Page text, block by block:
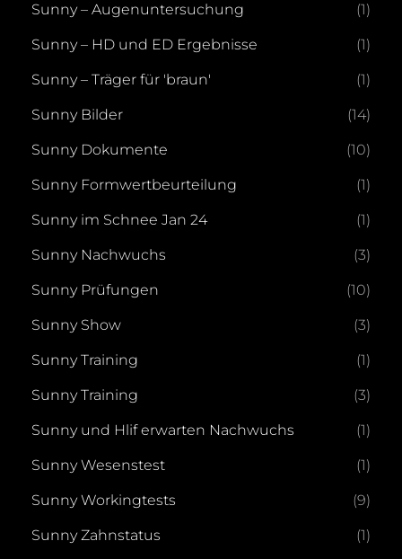
Sunny – Augenuntersuchung (1)
Sunny – HD und ED Ergebnisse (1)
Sunny – Träger für 'braun' (1)
Sunny Bilder (14)
Sunny Dokumente (10)
Sunny Formwertbeurteilung (1)
Sunny im Schnee Jan 24 (1)
Sunny Nachwuchs (3)
Sunny Prüfungen (10)
Sunny Show (3)
Sunny Training (1)
Sunny Training (3)
Sunny und Hlif erwarten Nachwuchs (1)
Sunny Wesenstest (1)
Sunny Workingtests (9)
Sunny Zahnstatus (1)